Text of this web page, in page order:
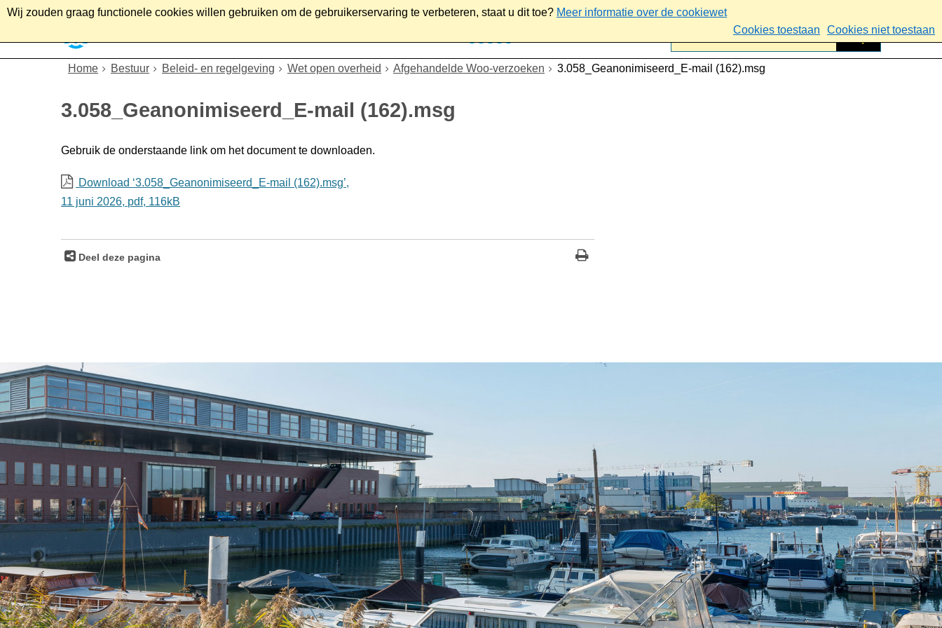
Wij zouden graag functionele cookies willen gebruiken om de gebruikerservaring te verbeteren, staat u dit toe? Meer informatie over de cookiewet
Cookies toestaan
Cookies niet toestaan
Home Bestuur Beleid- en regelgeving Wet open overheid Afgehandelde Woo-verzoeken 3.058_Geanonimiseerd_E-mail (162).msg
3.058_Geanonimiseerd_E-mail (162).msg
Gebruik de onderstaande link om het document te downloaden.
Download ‘3.058_Geanonimiseerd_E-mail (162).msg’,
11 juni 2026, pdf, 116kB
Deel deze pagina